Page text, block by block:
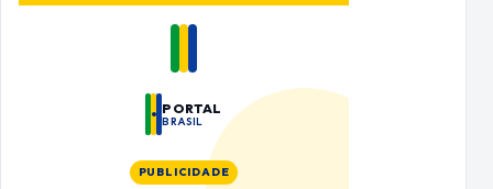
PORTAL
BRASIL
PUBLICIDADE